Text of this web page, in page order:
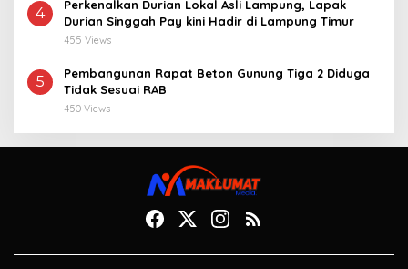
4
Perkenalkan Durian Lokal Asli Lampung, Lapak
Durian Singgah Pay kini Hadir di Lampung Timur
455 Views
5
Pembangunan Rapat Beton Gunung Tiga 2 Diduga
Tidak Sesuai RAB
450 Views